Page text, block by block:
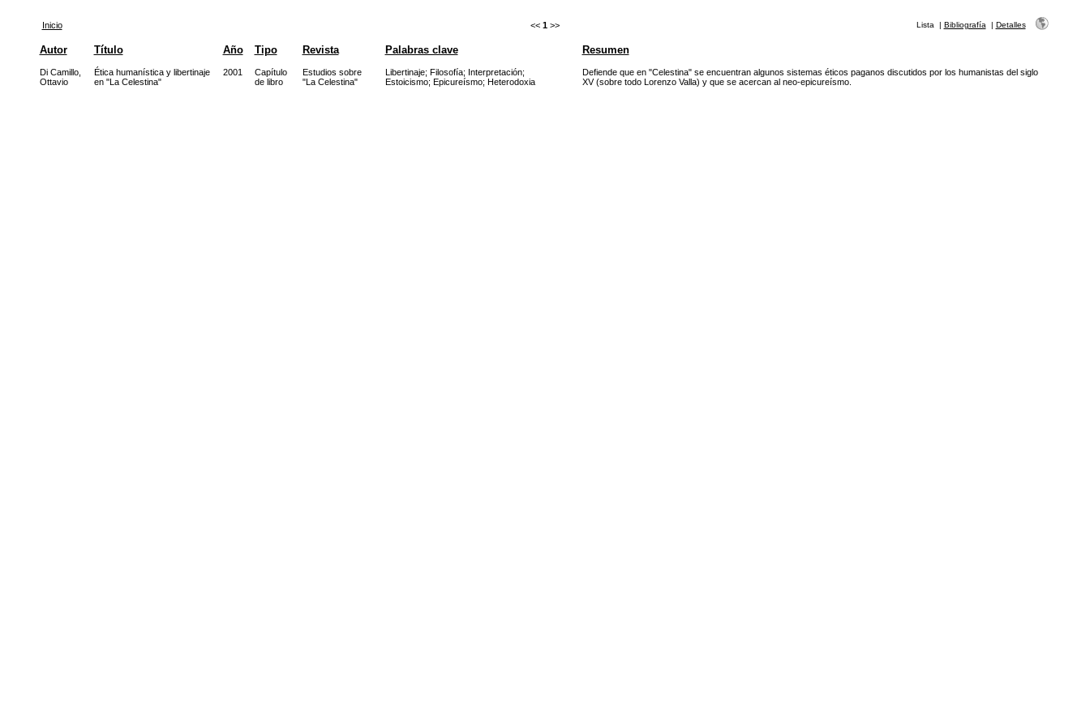
Inicio << 1 >> Lista | Bibliografía | Detalles
Autor Título Año Tipo Revista Palabras clave Resumen
Di Camillo,
Ottavio
Ética humanística y libertinaje
en "La Celestina"
2001
Capítulo
de libro
Estudios sobre
"La Celestina"
Libertinaje; Filosofía; Interpretación;
Estoicismo; Epicureísmo; Heterodoxia
Defiende que en "Celestina" se encuentran algunos sistemas éticos paganos discutidos por los humanistas del siglo
XV (sobre todo Lorenzo Valla) y que se acercan al neo-epicureísmo.